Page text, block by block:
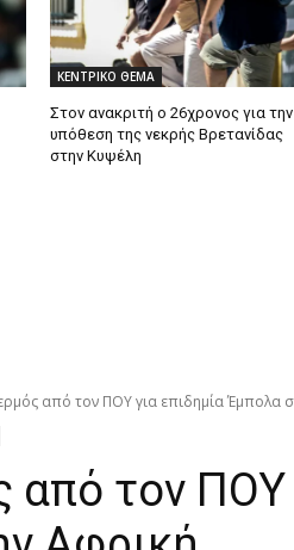
ΚΕΝΤΡΙΚΟ ΘΕΜΑ
Στον ανακριτή ο 26χρονος για την
υπόθεση της νεκρής Βρετανίδας
στην Κυψέλη